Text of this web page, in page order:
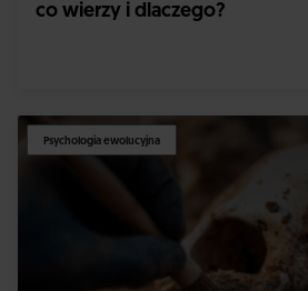
co wierzy i dlaczego?
Psychologia ewolucyjna